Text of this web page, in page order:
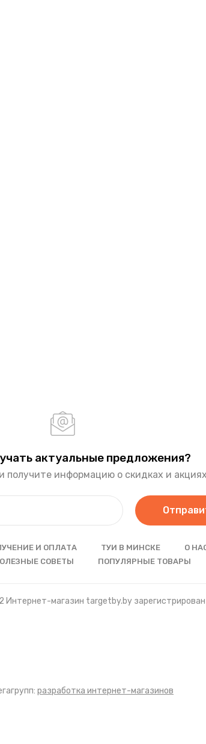
актуальные предложения?
получите информацию о скидках и
И ОПЛАТА ТУИ В МИНСКЕ О
СОВЕТЫ
ПОПУЛЯРНЫЕ ТОВАРЫ
магазин targetby.by зарегистрирован
разработка интернет-магазинов